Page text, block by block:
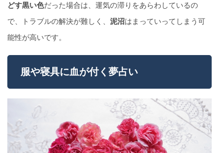
どす黒い色だった場合は、運気の滞りをあらわしているの
で、トラブルの解決が難しく、 泥沼はまっていってしまう可
能性が高いです。
服や寝具に血が付く夢占い